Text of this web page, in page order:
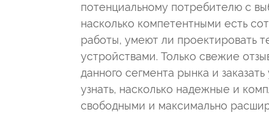
потенциальному потребителю с
насколько компетентными есть
работы, умеют ли проектировать
устройствами. Только свежие
данного сегмента рынка и
узнать, насколько надежные и
свободными и максимально